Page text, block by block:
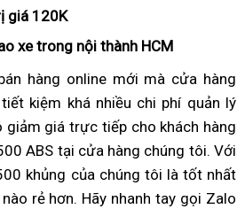
khấu
Rebel
500
mới
khấu
giá
lít
500
đang
chiết
khấu
giá
nay
giá đang
chiết
khủng
Rebel
500
120K
giới
xeRebel
500
2023
đang
chiết
khấu
giá
trong nội thành HCM
dụng
hàng online mới Honda
Rebel
500
chiết
khấu
giá
mà cửa hàng
vận
tiết kiệm khá nhiều chiết
khấu
khủng
nhất
Rebel
chi phí quản lý
giảm giá trực tiếpđang
chiết
khấu
khủng
cho khách hàng
ABS tại cửa hàng chiết
khấu
khủng
chúng tôi. Với
khủng voucher
của chúng tôi là tốt nhất
rẻ hơn. Hãy nhanh tay qua
gọi Zalo